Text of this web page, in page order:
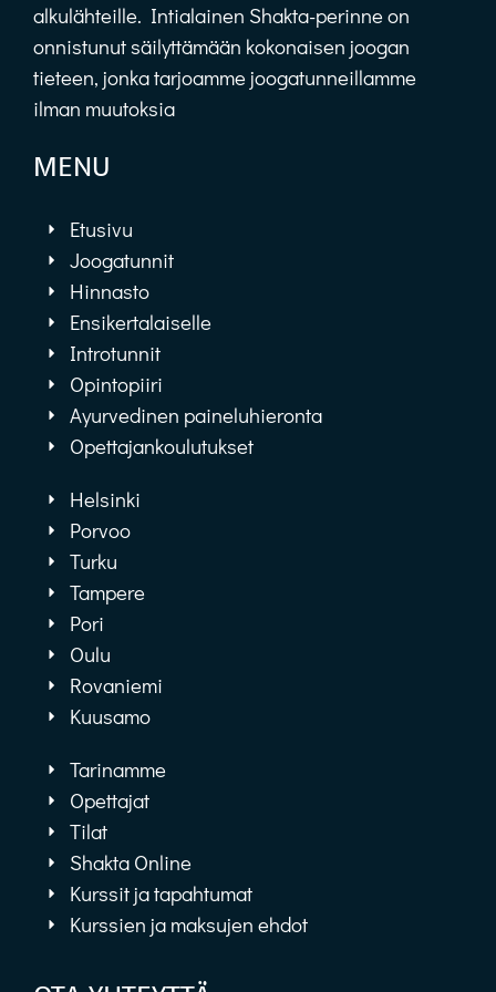
alkulähteille. Intialainen Shakta-perinne on
onnistunut säilyttämään kokonaisen joogan
tieteen, jonka tarjoamme joogatunneillamme
ilman muutoksia
MENU
Etusivu
Joogatunnit
Hinnasto
Ensikertalaiselle
Introtunnit
Opintopiiri
Ayurvedinen paineluhieronta
Opettajankoulutukset
Helsinki
Porvoo
Turku
Tampere
Pori
Oulu
Rovaniemi
Kuusamo
Tarinamme
Opettajat
Tilat
Shakta Online
Kurssit ja tapahtumat
Kurssien ja maksujen ehdot